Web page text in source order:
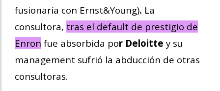
fusionaría con Ernst&Young). La
consultora, tras el default de prestigio de
Enron fue absorbida por Deloitte y su
management sufrió la abducción de otras
consultoras.